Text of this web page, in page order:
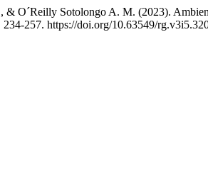
& O´Reilly Sotolongo A. M. (2023).
234-257. https://doi.org/10.63549/